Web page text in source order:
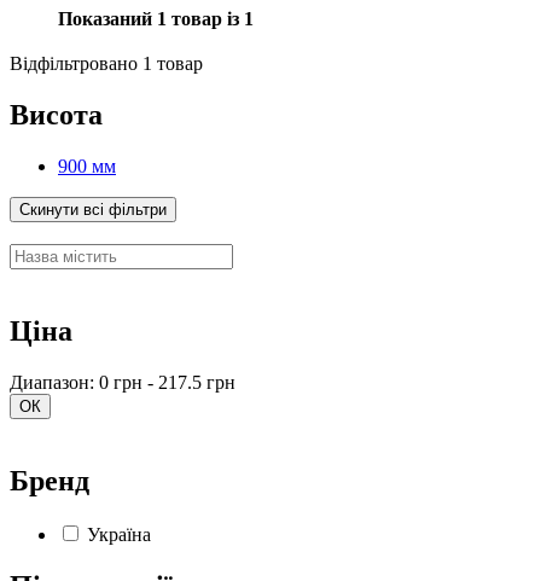
Показаний 1 товар із 1
Відфільтровано 1 товар
Висота
900 мм
Скинути всі фільтри
Ціна
Диапазон: 0 грн - 217.5 грн
ОК
Бренд
Україна